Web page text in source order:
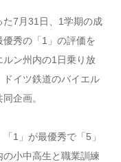
た7月31日、1学期の成
秀の「1」の評価を
ン州内の1日乗り放
イツ鉄道のバイエル
企画。
1」が最優秀で「5」
小中高生と職業訓練